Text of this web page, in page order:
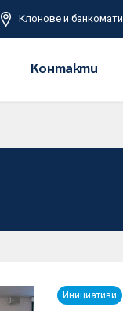
Клонове и банкомати
Контакти
Инициативи